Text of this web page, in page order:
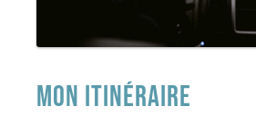
MON ITINÉRAIRE